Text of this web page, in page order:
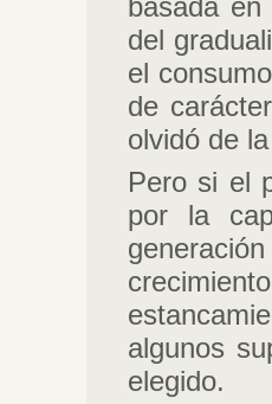
basada
del
el
de
olvidó de
Pero si el
por la
algunos
elegido.